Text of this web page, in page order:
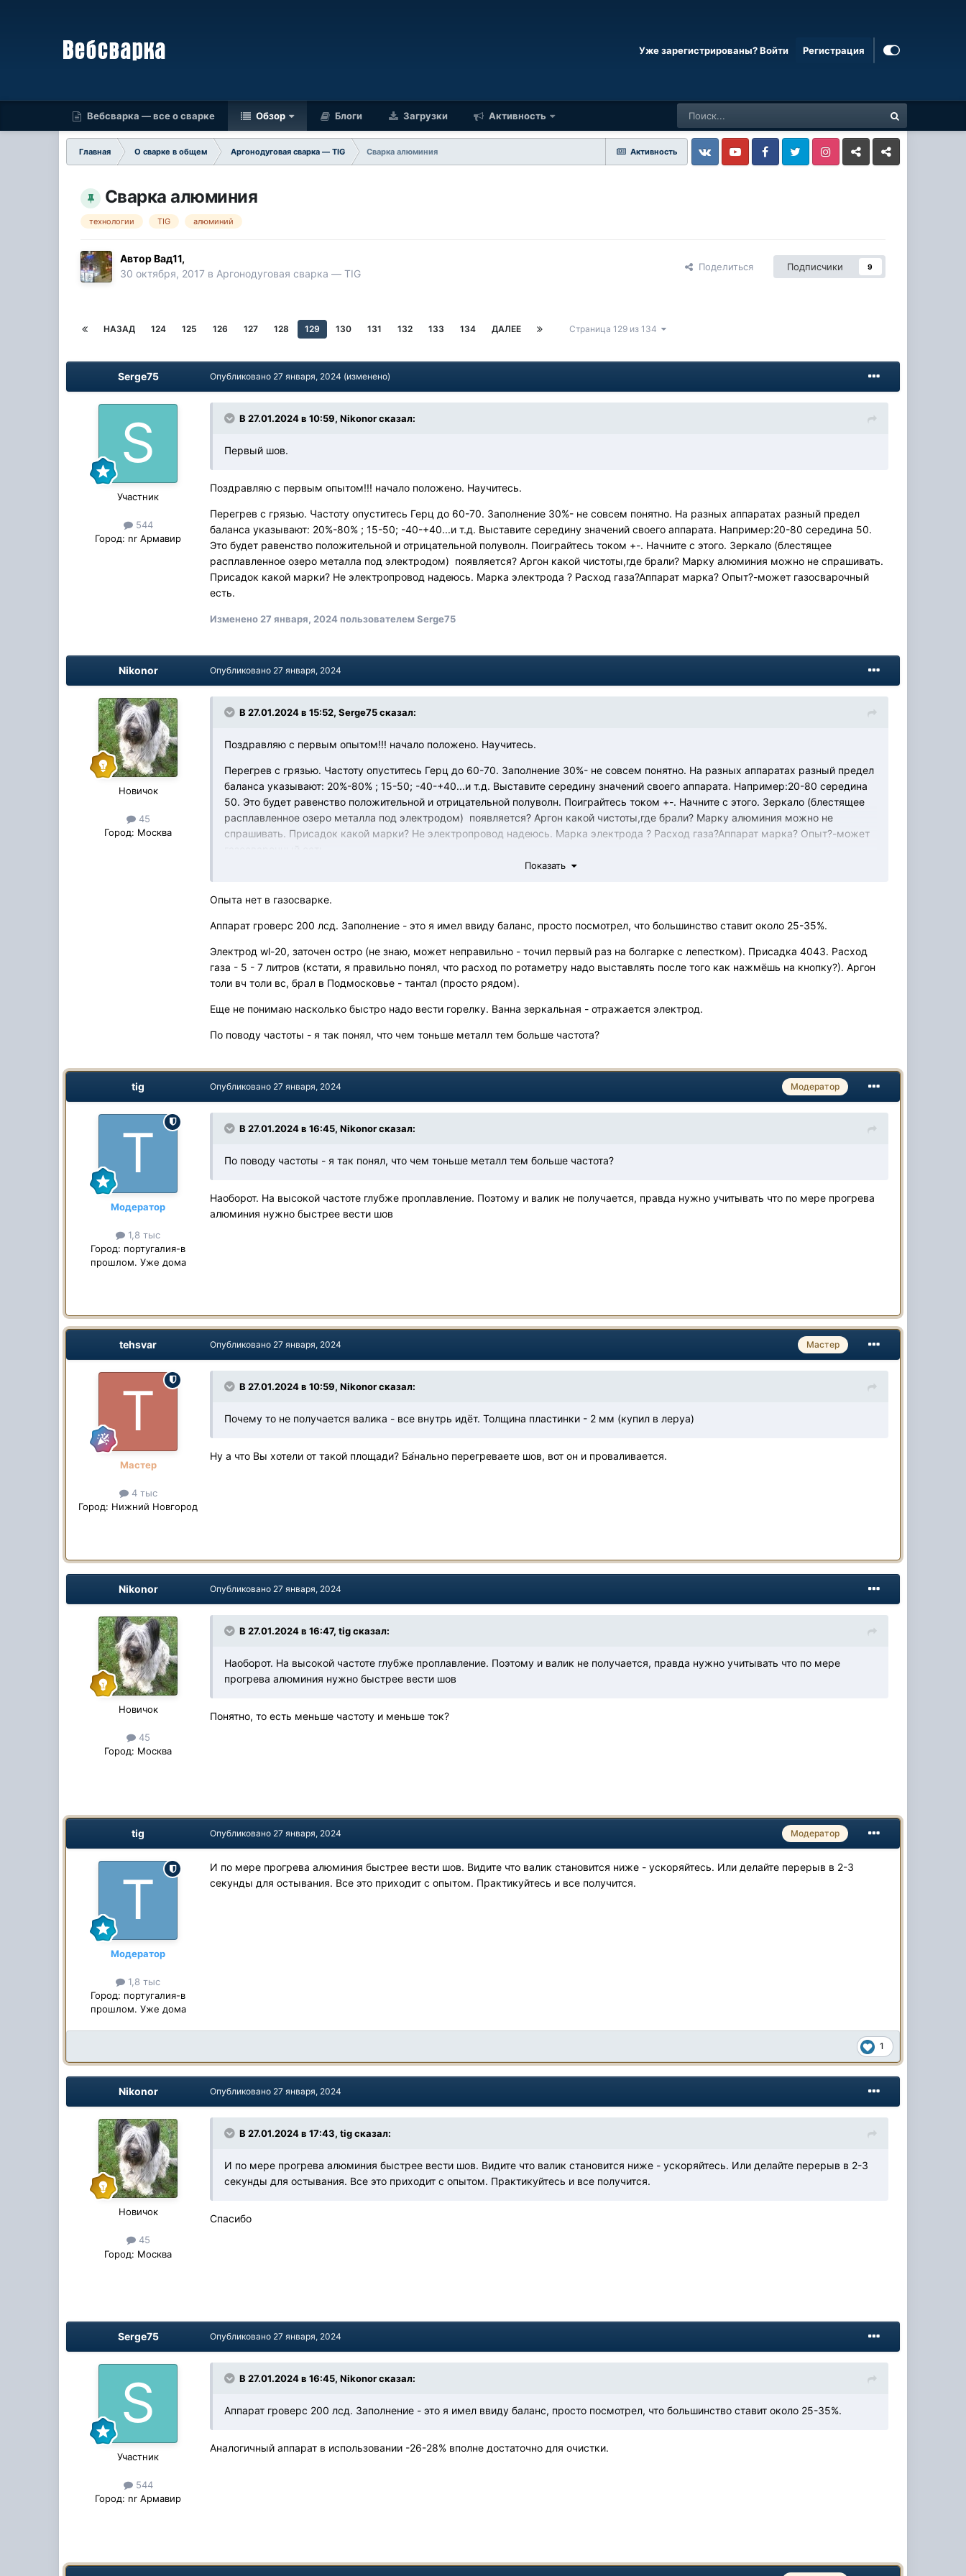
Уже зарегистрированы? Войти Регистрация
Вебсварка — все о сварке Обзор Блоги Загрузки Активность
Активность
Главная О сварке в общем Аргонодуговая сварка — TIG
Сварка алюминия
VkontakteYouTube FacebookTwitter InstagramLivejournalOdnoklassniki
Сварка алюминия
технологии TIG алюминий
АвторВад11,
30 октября, 2017 в Аргонодуговая сварка — TIG
Поделиться Подписчики 9
НАЗАД 124 125 126 127 128 129 130 131 132 133 134 ДАЛЕЕ Страница 129 из 134
Serge75
Участник
544
Город: nr Армавир
Опубликовано 27 января, 2024 (изменено)
В 27.01.2024 в 10:59,Nikonorсказал:
Первый шов.
Поздравляю с первым опытом!!! начало положено. Научитесь.
Перегрев с грязью. Частоту опуститесь Герц до 60-70. Заполнение 30%- не совсем понятно. На разных аппаратах разный предел
баланса указывают: 20%-80% ; 15-50; -40-+40...и т.д. Выставите середину значений своего аппарата. Например:20-80 середина 50.
Это будет равенство положительной и отрицательной полуволн. Поиграйтесь током +-. Начните с этого. Зеркало (блестящее
расплавленное озеро металла под электродом) появляется? Аргон какой чистоты,где брали? Марку алюминия можно не спрашивать.
Присадок какой марки? Не электропровод надеюсь. Марка электрода ? Расход газа?Аппарат марка? Опыт?-может газосварочный
есть.
Изменено 27 января, 2024пользователем Serge75
Nikonor
Новичок
45
Город: Москва
Опубликовано 27 января, 2024
В 27.01.2024 в 15:52,Serge75сказал:
Поздравляю с первым опытом!!! начало положено. Научитесь.
Перегрев с грязью. Частоту опуститесь Герц до 60-70. Заполнение 30%- не совсем понятно. На разных аппаратах разный предел
баланса указывают: 20%-80% ; 15-50; -40-+40...и т.д. Выставите середину значений своего аппарата. Например:20-80 середина
50. Это будет равенство положительной и отрицательной полуволн. Поиграйтесь током +-. Начните с этого. Зеркало (блестящее
расплавленное озеро металла под электродом) появляется? Аргон какой чистоты,где брали? Марку алюминия можно не
спрашивать. Присадок какой марки? Не электропровод надеюсь. Марка электрода ? Расход газа?Аппарат марка? Опыт?-может
Показать
Опыта нет в газосварке.
Аппарат гроверс 200 лсд. Заполнение - это я имел ввиду баланс, просто посмотрел, что большинство ставит около 25-35%.
Электрод wl-20, заточен остро (не знаю, может неправильно - точил первый раз на болгарке с лепестком). Присадка 4043. Расход
газа - 5 - 7 литров (кстати, я правильно понял, что расход по ротаметру надо выставлять после того как нажмёшь на кнопку?). Аргон
толи вч толи вс, брал в Подмосковье - тантал (просто рядом).
Еще не понимаю насколько быстро надо вести горелку. Ванна зеркальная - отражается электрод.
По поводу частоты - я так понял, что чем тоньше металл тем больше частота?
tig
Модератор
1,8 тыс
Город: португалия-в
прошлом. Уже дома
Модератор
Опубликовано 27 января, 2024
В 27.01.2024 в 16:45,Nikonorсказал:
По поводу частоты - я так понял, что чем тоньше металл тем больше частота?
Наоборот. На высокой частоте глубже проплавление. Поэтому и валик не получается, правда нужно учитывать что по мере прогрева
алюминия нужно быстрее вести шов
tehsvar
Мастер
4 тыс
Город: Нижний Новгород
Мастер
Опубликовано 27 января, 2024
В 27.01.2024 в 10:59,Nikonorсказал:
Почему то не получается валика - все внутрь идёт. Толщина пластинки - 2 мм (купил в леруа)
Ну а что Вы хотели от такой площади? Ба́нально перегреваете шов, вот он и проваливается.
Nikonor
Новичок
45
Город: Москва
Опубликовано 27 января, 2024
В 27.01.2024 в 16:47,tigсказал:
Наоборот. На высокой частоте глубже проплавление. Поэтому и валик не получается, правда нужно учитывать что по мере
прогрева алюминия нужно быстрее вести шов
Понятно, то есть меньше частоту и меньше ток?
tig
Модератор
1,8 тыс
Город: португалия-в
прошлом. Уже дома
Модератор
Опубликовано 27 января, 2024
И по мере прогрева алюминия быстрее вести шов. Видите что валик становится ниже - ускоряйтесь. Или делайте перерыв в 2-3
секунды для остывания. Все это приходит с опытом. Практикуйтесь и все получится.
1
Nikonor
Новичок
45
Город: Москва
Опубликовано 27 января, 2024
В 27.01.2024 в 17:43,tigсказал:
И по мере прогрева алюминия быстрее вести шов. Видите что валик становится ниже - ускоряйтесь. Или делайте перерыв в 2-3
секунды для остывания. Все это приходит с опытом. Практикуйтесь и все получится.
Спасибо
Serge75
Участник
544
Город: nr Армавир
Опубликовано 27 января, 2024
В 27.01.2024 в 16:45,Nikonorсказал:
Аппарат гроверс 200 лсд. Заполнение - это я имел ввиду баланс, просто посмотрел, что большинство ставит около 25-35%.
Аналогичный аппарат в использовании -26-28% вполне достаточно для очистки.